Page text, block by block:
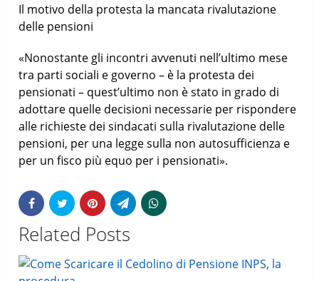
Il motivo della protesta la mancata rivalutazione
delle pensioni
«Nonostante gli incontri avvenuti nell’ultimo mese
tra parti sociali e governo – è la protesta dei
pensionati – quest’ultimo non è stato in grado di
adottare quelle decisioni necessarie per rispondere
alle richieste dei sindacati sulla rivalutazione delle
pensioni, per una legge sulla non autosufficienza e
per un fisco più equo per i pensionati».
Related Posts